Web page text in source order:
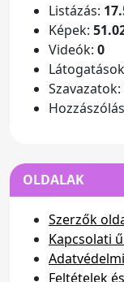
Listázás:
Képek:
Videók: 0
Szavazatok:
OLDALAK
Szerzők
Kapcsolati
Feltételek